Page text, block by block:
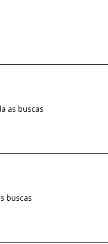
as buscas
buscas